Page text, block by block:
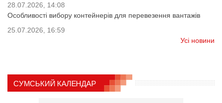
28.07.2026, 14:08
Особливості вибору контейнерів для перевезення вантажів
25.07.2026, 16:59
Усі новини
СУМСЬКИЙ КАЛЕНДАР